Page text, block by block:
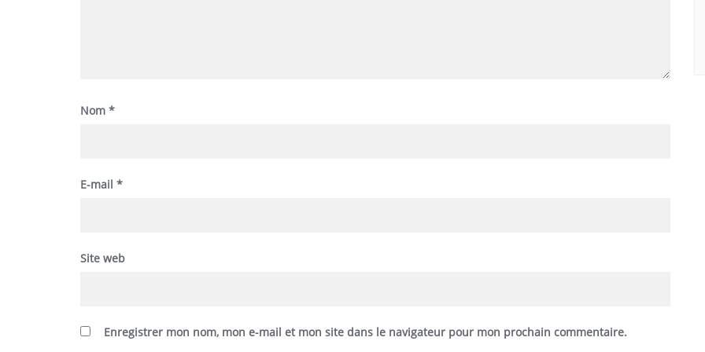
Nom *
E-mail *
Site web
Enregistrer mon nom, mon e-mail et mon site dans le navigateur pour mon prochain commentaire.